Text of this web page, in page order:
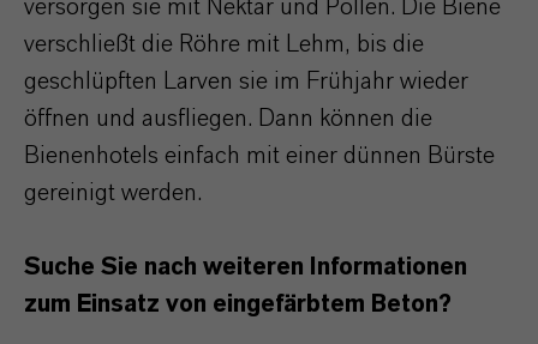
versorgen sie mit Nektar und Pollen. Die Biene
verschließt die Röhre mit Lehm, bis die
geschlüpften Larven sie im Frühjahr wieder
öffnen und ausfliegen. Dann können die
Bienenhotels einfach mit einer dünnen Bürste
gereinigt werden.
Suche Sie nach weiteren Informationen
zum Einsatz von eingefärbtem Beton?